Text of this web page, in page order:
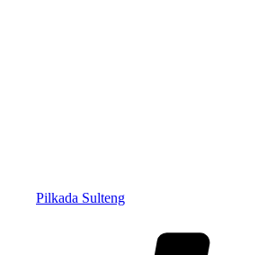
Pilkada Sulteng